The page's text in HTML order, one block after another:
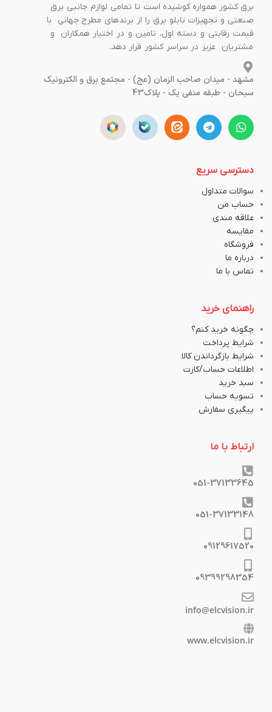
برق کشور همواره کوشیده است تا تمامی لوازم جانبی برق
صنعتی و تجهیزات تابلو برق را از برندهای مطرح جهانی با
قیمت رقابتی و دسته اول، تامین و در اختیار همکاران و
مشتریان عزیز در سراسر کشور قرار دهد.
مشهد - میدان صاحب الزمان (عج) - مجتمع برق و الکترونیک
سبحان - طبقه منفی یک - پلاک43
دسترسی سریع
سوالات متداول
حساب من
علاقه مندی
مقایسه
فروشگاه
درباره ما
تماس با ما
راهنمای خرید
چگونه خرید کنم؟
شرایط پرداخت
شرایط بازگرداندن کالا
اطلاعات حساب/کارت
سبد خرید
تسویه حساب
پیگیری سفارش
ارتباط با ما
051-37133645
051-37133148
09129617520
09399298354
info@elcvision.ir
www.elcvision.ir